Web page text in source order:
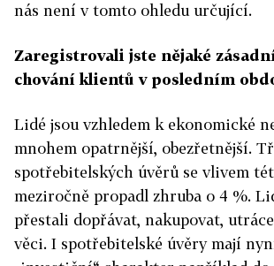
nás není v tomto ohledu určující.
Zaregistrovali jste nějaké
chování klientů v posledním
Lidé jsou vzhledem k ekonomické
mnohem opatrnější, obezřetnější.
spotřebitelských úvěrů se vlivem
meziročně propadl zhruba o 4 %.
přestali dopřávat, nakupovat,
věci. I spotřebitelské úvěry mají